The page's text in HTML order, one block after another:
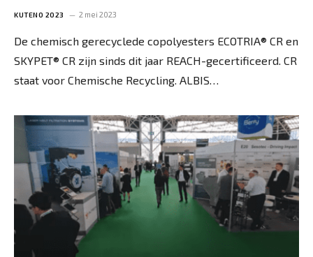
KUTENO 2023 2 mei 2023
De chemisch gerecyclede copolyesters ECOTRIA® CR en
SKYPET® CR zijn sinds dit jaar REACH-gecertificeerd. CR
staat voor Chemische Recycling. ALBIS…